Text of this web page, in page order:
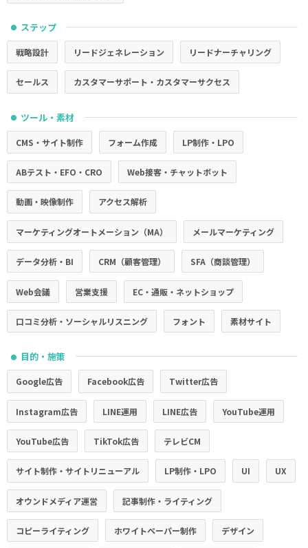
● ステップ
戦略設計 リードジェネレーション リードナーチャリング
セールス カスタマーサポート・カスタマーサクセス
● ツール・素材
CMS・サイト制作 フォーム作成 LP制作・LPO
ABテスト・EFO・CRO Web接客・チャットボット
動画・映像制作 アクセス解析
マーケティングオートメーション（MA） メールマーケティング
データ分析・BI CRM（顧客管理） SFA（商談管理）
Web会議 営業支援 EC・通販・ネットショップ
口コミ分析・ソーシャルリスニング フォント 素材サイト
● 目的・施策
Google広告 Facebook広告 Twitter広告
Instagram広告 LINE運用 LINE広告 YouTube運用
YouTube広告 TikTok広告 テレビCM
サイト制作・サイトリニューアル LP制作・LPO UI UX
オウンドメディア運営 記事制作・ライティング
コピーライティング ホワイトペーパー制作 デザイン